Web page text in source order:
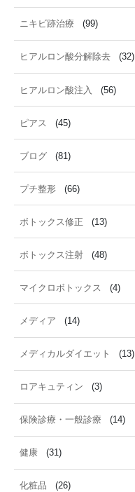
ニキビ跡治療 (99)
ヒアルロン酸分解除去 (32)
ヒアルロン酸注入 (56)
ピアス (45)
ブログ (81)
プチ整形 (66)
ボトックス修正 (13)
ボトックス注射 (48)
マイクロボトックス (4)
メディア (14)
メディカルダイエット (13)
ロアキュティン (3)
保険診療・一般診療 (14)
健康 (31)
化粧品 (26)